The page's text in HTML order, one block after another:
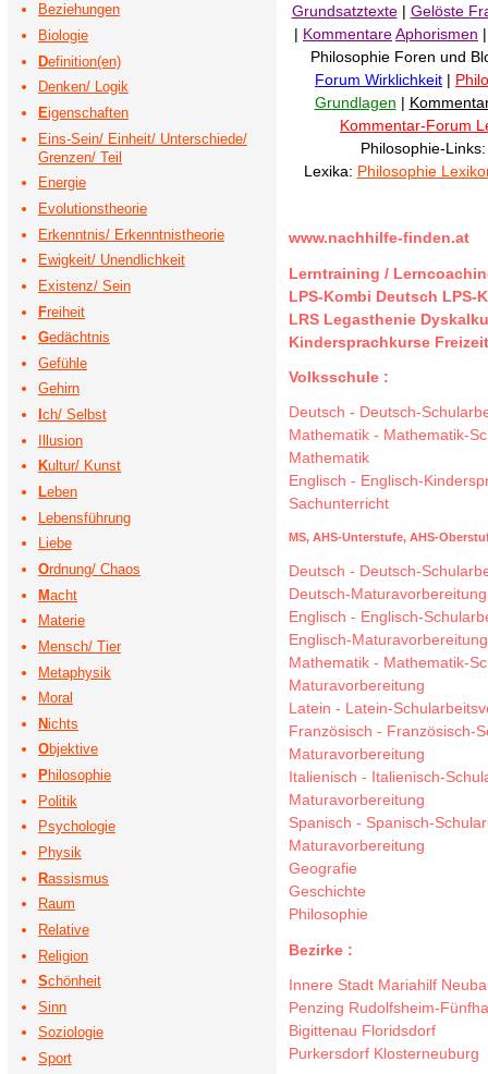
Beziehungen
Biologie
Definition(en)
Denken/ Logik
Eigenschaften
Eins-Sein/ Einheit/ Unterschiede/
Grenzen/ Teil
Energie
Evolutionstheorie
Erkenntnis/ Erkenntnistheorie
Ewigkeit/ Unendlichkeit
Existenz/ Sein
Freiheit
Gedächtnis
Gefühle
Gehirn
ch/ Selbst
Illusion
Kultur/ Kunst
Leben
Lebensführung
Liebe
Ordnung/ Chaos
Macht
Materie
Mensch/ Tier
Metaphysik
Moral
Nichts
Objektive
Philosophie
Politik
Psychologie
Physik
Rassismus
Raum
Relative
Religion
Schönheit
Sinn
Soziologie
Sport
Grundsatztexte| Gelöste
| KommentareAphorismen
Philosophie Foren und
Forum Wirklichkeit |
Grundlagen |
Kommentar-Forum
Philosophie-
Lexika: Philosophie
www.nachhilfe-finden.at
Lerntraining /
LPS-Kombi Deutsch LPS-
LRS Legasthenie
Kindersprachkurse
Volksschule :
Deutsch - Deutsch-
Mathematik - Mathematik-
Mathematik
Englisch - Englisch-
Sachunterricht
MS, AHS-Unterstufe, AHS-
Deutsch - Deutsch-
Deutsch-Maturavorbereitung
Englisch - Englisch-
Englisch-Maturavorbereitung
Mathematik - Mathematik-
Maturavorbereitung
Latein - Latein-
Französisch - Französisch-
Maturavorbereitung
Italienisch - Italienisch-
Maturavorbereitung
Spanisch - Spanisch-
Maturavorbereitung
Geografie
Geschichte
Philosophie
Bezirke :
Innere Stadt Mariahilf
Penzing Rudolfsheim-
Bigittenau Floridsdorf
Purkersdorf Klosterneuburg